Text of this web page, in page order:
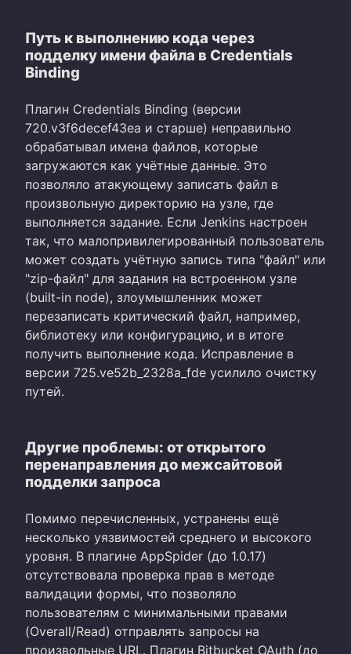
Путь к выполнению кода через
подделку имени файла в Credentials
Binding
Плагин Credentials Binding (версии
720.v3f6decef43ea и старше) неправильно
обрабатывал имена файлов, которые
загружаются как учётные данные. Это
позволяло атакующему записать файл в
произвольную директорию на узле, где
выполняется задание. Если Jenkins настроен
так, что малопривилегированный пользователь
может создать учётную запись типа "файл" или
"zip-файл" для задания на встроенном узле
(built-in node), злоумышленник может
перезаписать критический файл, например,
библиотеку или конфигурацию, и в итоге
получить выполнение кода. Исправление в
версии 725.ve52b_2328a_fde усилило очистку
путей.
Другие проблемы: от открытого
перенаправления до межсайтовой
подделки запроса
Помимо перечисленных, устранены ещё
несколько уязвимостей среднего и высокого
уровня. В плагине AppSpider (до 1.0.17)
отсутствовала проверка прав в методе
валидации формы, что позволяло
пользователям с минимальными правами
(Overall/Read) отправлять запросы на
произвольные URL. Плагин Bitbucket OAuth (до